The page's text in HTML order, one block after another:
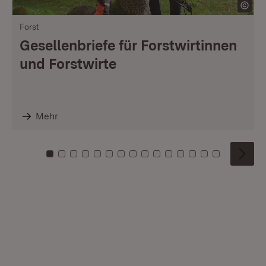
Forst
Gesellenbriefe für Forstwirtinnen
und Forstwirte
Mehr
Zu Kachel: 0
Zu Kachel: 1
Zu Kachel: 2
Zu Kachel: 3
Zu Kachel: 4
Zu Kachel: 5
Zu Kachel: 6
Zu Kachel: 7
Zu Kachel: 8
Zu Kachel: 9
Zu Kachel: 10
Zu Kachel: 11
Zu Kachel: 12
Zu Kachel:
Zu